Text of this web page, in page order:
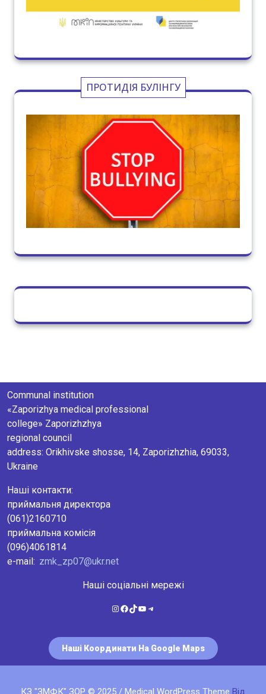
ПРОТИДІЯ БУЛІНГУ
Communal institution
«Zaporizhya medical professional
college» Zaporizhzhya
regional council
аddress: Orikhivske shosse, 14, Zaporizhzhia, 69033,
Ukraine
Наші контакти:
приймальня директора
(061)2160710
приймальна комісія
(096)4061814
e-mail: zmk_zp07@ukr.net
Наші соціальні мережі
Instagram
Facebook
TikTok
YouTube
Telegram
Наші Координати На Google Maps
КЗ "ЗМФК" ЗОР © 2025 / Medical WordPress Theme Від